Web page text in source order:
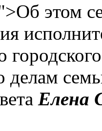
этом
делам
Елена